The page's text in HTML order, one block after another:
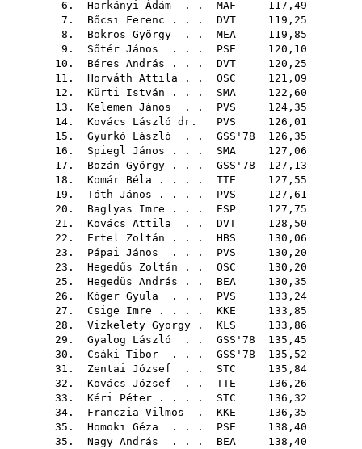
6. Harkányi Ádám . . MAF 117,49
7. Bőcsi Ferenc . . . DVT 119,25
8. Bokros György . . MEA 119,85
9. Sőtér János . . . PSE 120,10
10. Béres András . . . DVT 120,25
11. Horváth Attila . . OSC 121,09
12. Kürti István . . . SMA 122,60
13. Kelemen János . . PVS 124,35
14. Kovács László dr. PVS 126,01
15. Gyurkó László . . GSS'78 126,35
16. Spiegl János . . . SMA 127,06
17. Bozán György . . . GSS'78 127,13
18. Komár Béla . . . . TTE 127,55
19. Tóth János . . . . PVS 127,61
20. Baglyas Imre . . . ESP 127,75
21. Kovács Attila . . DVT 128,50
22. Ertel Zoltán . . . HBS 130,06
23. Pápai János . . . PVS 130,20
23. Hegedűs Zoltán . . OSC 130,20
25. Hegedüs András . . BEA 130,35
26. Kóger Gyula . . . PVS 133,24
27. Csige Imre . . . . KKE 133,85
28. Vizkelety György . KLS 133,86
29. Gyalog László . . GSS'78 135,45
30. Csáki Tibor . . . GSS'78 135,52
31. Zentai József . . STC 135,84
32. Kovács József . . TTE 136,26
33. Kéri Péter . . . . STC 136,32
34. Franczia Vilmos . KKE 136,35
35. Homoki Géza . . . PSE 138,40
35. Nagy András . . . BEA 138,40